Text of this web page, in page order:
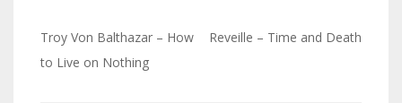
Navigation
de
Troy Von Balthazar – How
to Live on Nothing
Reveille – Time and Death